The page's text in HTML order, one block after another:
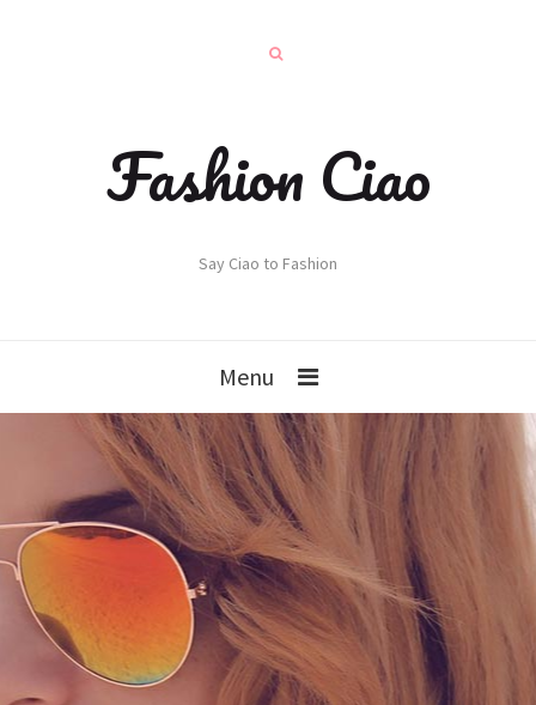
Fashion Ciao
Say Ciao to Fashion
Menu